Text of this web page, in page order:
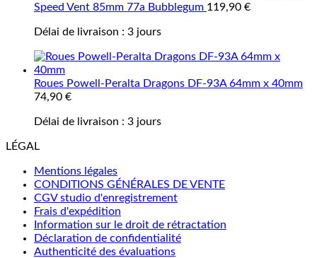
Speed Vent 85mm 77a Bubblegum 119,90 €
Délai de livraison : 3 jours
Roues Powell-Peralta Dragons DF-93A 64mm x 40mm
74,90 €
Délai de livraison : 3 jours
LÉGAL
Mentions légales
CONDITIONS GÉNÉRALES DE VENTE
CGV studio d'enregistrement
Frais d'expédition
Information sur le droit de rétractation
Déclaration de confidentialité
Authenticité des évaluations